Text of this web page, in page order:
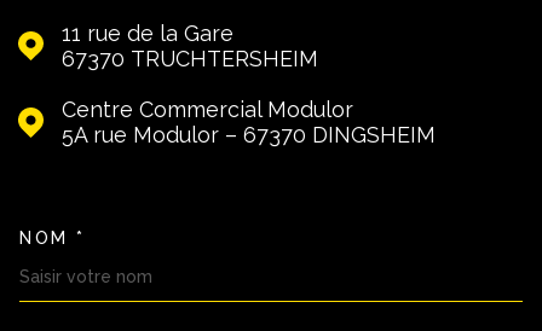
11 rue de la Gare
67370
TRUCHTERSHEIM
Centre Commercial Modulor
5A rue Modulor – 67370
DINGSHEIM
NOM *